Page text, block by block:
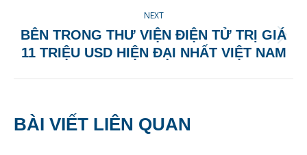
NEXT
Next
post:
BÊN TRONG THƯ VIỆN ĐIỆN TỬ TRỊ GIÁ
11 TRIỆU USD HIỆN ĐẠI NHẤT VIỆT NAM
BÀI VIẾT LIÊN QUAN